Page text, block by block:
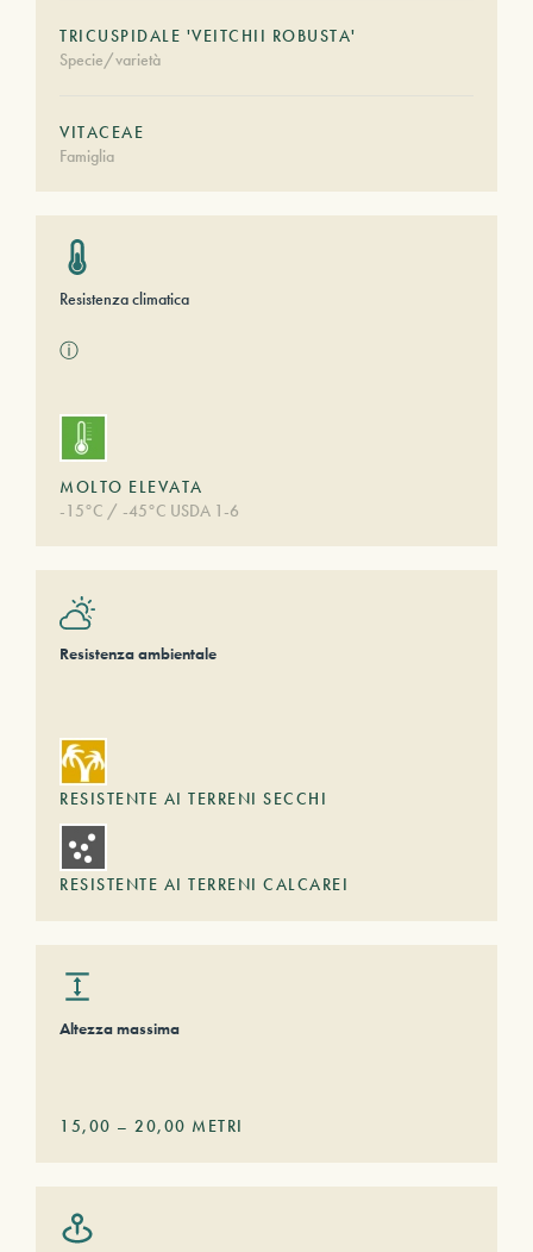
TRICUSPIDALE 'VEITCHII ROBUSTA'
Specie/varietà
VITACEAE
Famiglia
Resistenza climatica
ⓘ
MOLTO ELEVATA
-15°C / -45°C USDA 1-6
Resistenza ambientale
RESISTENTE AI TERRENI SECCHI
RESISTENTE AI TERRENI CALCAREI
Altezza massima
15,00 – 20,00 METRI